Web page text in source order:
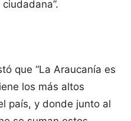
que “La Araucanía es
los más altos
país, y donde junto al